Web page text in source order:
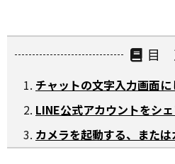
目
チャットの文字入力画面に
LINE公式アカウントをシ
カメラを起動する、また